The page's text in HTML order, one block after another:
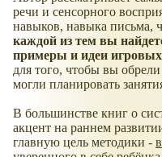
речи и сенсорного
навыков, навыка письма,
каждой из тем вы
примеры и идеи
для того, чтобы вы
могли планировать
В большинстве книг о
акцент на раннем
главную цель методики -